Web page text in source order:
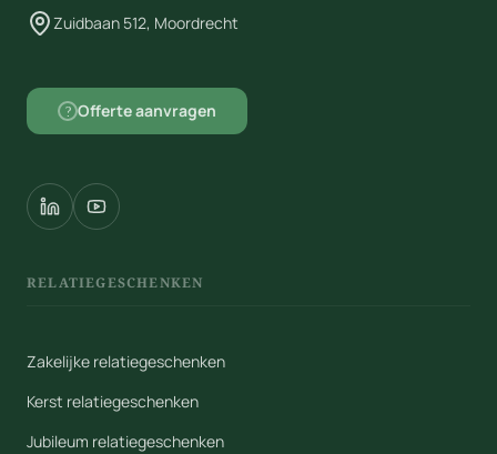
Zuidbaan 512, Moordrecht
? Offerte aanvragen
RELATIEGESCHENKEN
Zakelijke relatiegeschenken
Kerst relatiegeschenken
Jubileum relatiegeschenken